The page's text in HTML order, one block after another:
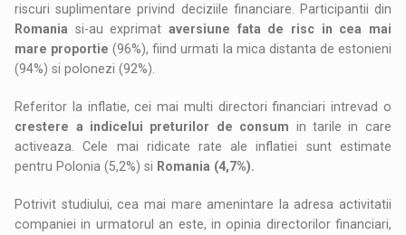
riscuri suplimentare privind deciziile financiare. Participantii din
Romania si-au exprimataversiune fata de risc in cea mai
mare proportie (96%), fiind urmati la mica distanta de estonieni
(94%) si polonezi (92%).
Referitor la inflatie, cei mai multi directori financiari intrevad o
crestere a indicelui preturilor de consum in tarile in care
activeaza. Cele mai ridicate rate ale inflatiei sunt estimate
pentru Polonia (5,2%) si Romania (4,7%).
Potrivit studiului, cea mai mare amenintare la adresa activitatii
companiei in urmatorul an este, in opinia directorilor financiari,